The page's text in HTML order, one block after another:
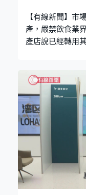
【有線新聞】市
產，嚴禁飲食業
產店說已經轉用
過去進口貨物約
之後，都已改從
本產品已經刷了
一些魚類現在幾
是日本的。取締
來取締。或者別
斯、加拿大的產
地區水產，他估
間吃了這一款魚
沒有類似，只能